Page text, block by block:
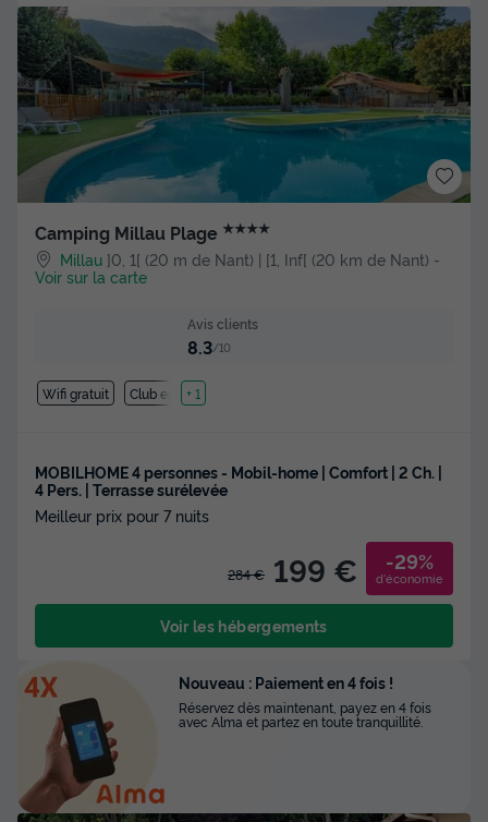
Camping Millau Plage ★★★★
Millau ]0, 1[ (20 m de Nant) | [1, Inf[ (20 km de Nant) -
Voir sur la carte
Avis clients
8.3/10
Wifi gratuit Club enfant
+ 1
MOBILHOME 4 personnes - Mobil-home | Comfort | 2 Ch. |
4 Pers. | Terrasse surélevée
Meilleur prix pour 7 nuits
284 € 199 € -29%
d'économie
Voir les hébergements
Nouveau : Paiement en 4 fois !
Réservez dès maintenant, payez en 4 fois
avec Alma et partez en toute tranquillité.